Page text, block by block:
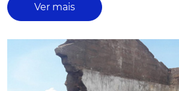
Ver mais